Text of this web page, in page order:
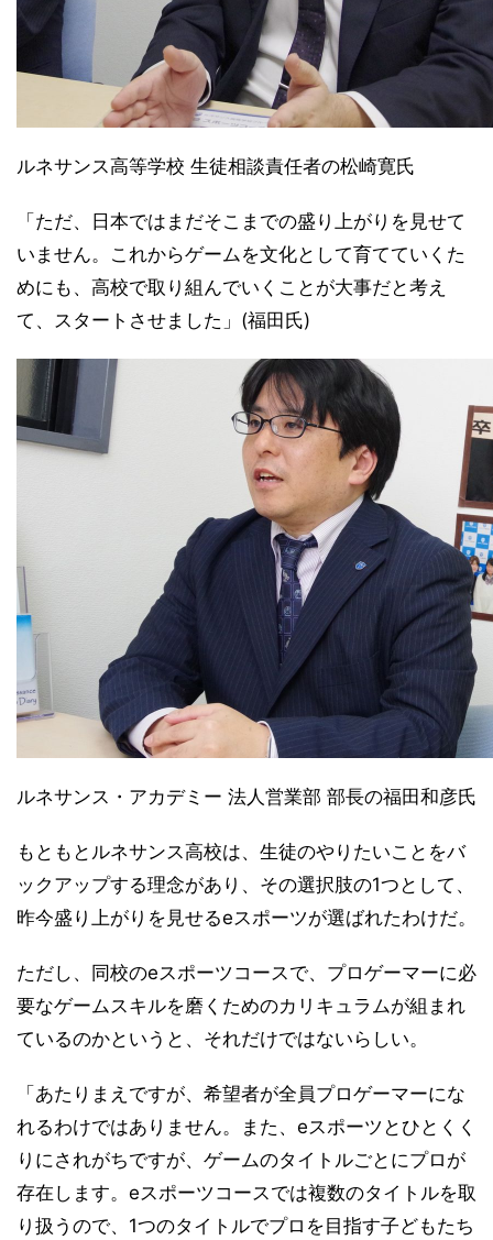
ルネサンス高等学校 生徒相談責任者の松崎寛氏
「ただ、日本ではまだそこまでの盛り上がりを見せて
いません。これからゲームを文化として育てていくた
めにも、高校で取り組んでいくことが大事だと考え
て、スタートさせました」(福田氏)
ルネサンス・アカデミー 法人営業部 部長の福田和彦氏
もともとルネサンス高校は、生徒のやりたいことをバ
ックアップする理念があり、その選択肢の1つとして、
昨今盛り上がりを見せるeスポーツが選ばれたわけだ。
ただし、同校のeスポーツコースで、プロゲーマーに必
要なゲームスキルを磨くためのカリキュラムが組まれ
ているのかというと、それだけではないらしい。
「あたりまえですが、希望者が全員プロゲーマーにな
れるわけではありません。また、eスポーツとひとくく
りにされがちですが、ゲームのタイトルごとにプロが
存在します。eスポーツコースでは複数のタイトルを取
り扱うので、1つのタイトルでプロを目指す子どもたち